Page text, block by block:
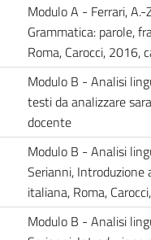
Modulo A - Ferrari,
Grammatica: parole,
Roma, Carocci, 2016,
Modulo B - Analisi
testi da analizzare
docente
Modulo B - Analisi
Serianni, Introduzione
italiana, Roma,
Modulo B - Analisi